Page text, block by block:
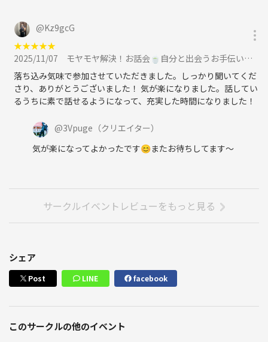
@Kz9gcG
★★★★★
2025/11/07
モヤモヤ解決！お話会🍵自分と出会うお手伝いします😌【オンライン開催、11月7日(金)19時20分〜】に参加
落ち込み気味で参加させていただきました。しっかり聞いてくだ
さり、ありがとうございました！ 気が楽になりました。話してい
るうちに素で話せるようになって、充実した時間になりました！
@3Vpuge （クリエイター）
気が楽になってよかったです😊またお待ちしてます〜
サークルイベントレビューをもっと見る
シェア
Post LINE facebook
このサークルの他のイベント